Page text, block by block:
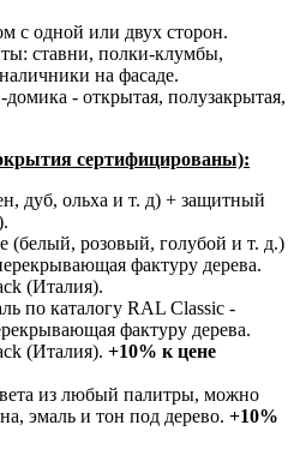
с одной или двух сторон.
ставни, полки-клумбы,
на фасаде.
- открытая, полузакрытая,
сертифицированы):
дуб, ольха и т. д) + защитный
(белый, розовый, голубой и т. д.)
фактуру дерева.
(Италия).
по каталогу RAL Classic -
фактуру дерева.
(Италия). +10% к цене
из любый палитры, можно
эмаль и тон под дерево. +10%